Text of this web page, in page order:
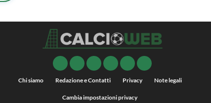
Chi siamo Redazione e Contatti Privacy Note legali
Cambia impostazioni privacy